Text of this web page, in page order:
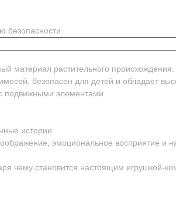
безопасности.
материал растительного происхождения.
безопасен для детей и обладает
подвижными элементами.
истории.
эмоциональное восприятие и
чему становится настоящим игрушкой-